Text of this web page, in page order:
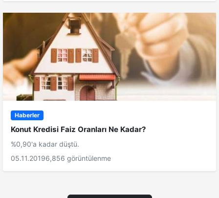
Haberler
Konut Kredisi Faiz Oranları Ne Kadar?
%0,90'a kadar düştü.
05.11.20196,856 görüntülenme